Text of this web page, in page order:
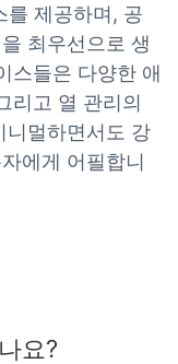
제공하며, 공
최우선으로 생
스들은 다양한 애
리고 열 관리의
니멀하면서도 강
에게 어필합니
요?